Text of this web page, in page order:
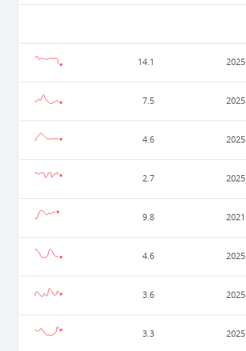
2025
14.1
2025
7.5
2025
4.6
2025
2.7
2021
9.8
2025
4.6
2025
3.6
2025
3.3